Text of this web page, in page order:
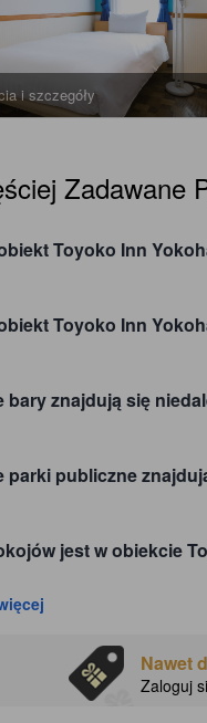
i szczegóły
Zadawane
Toyoko Inn
Toyoko Inn
bary znajdują się
parki publiczne
jest w obiekcie
Nawet
Zaloguj